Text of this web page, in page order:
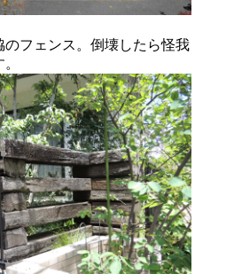
フェンス。倒壊したら怪我